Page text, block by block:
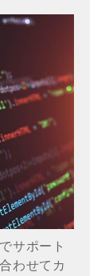
サポート
わせてカ